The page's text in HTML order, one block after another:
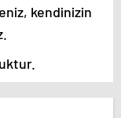
kendinizin